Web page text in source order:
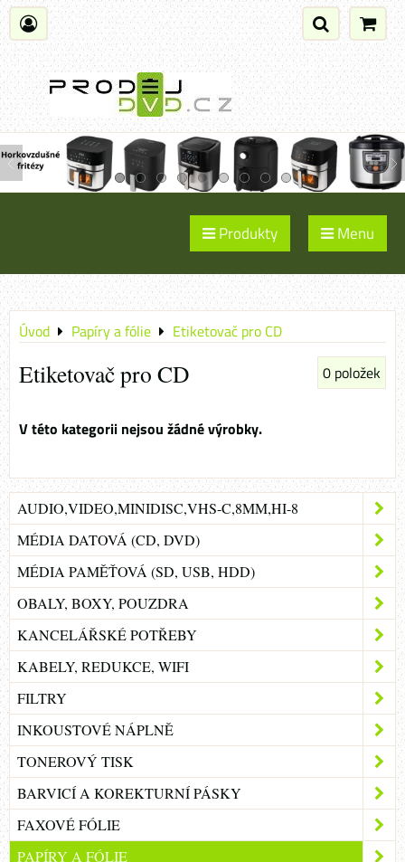
Produkty Menu
Úvod Papíry a fólie Etiketovač pro CD
Etiketovač pro CD 0 položek
AUDIO,VIDEO,MINIDISC,VHS-C,8MM,HI-8
MÉDIA DATOVÁ (CD, DVD)
MÉDIA PAMĚŤOVÁ (SD, USB, HDD)
OBALY, BOXY, POUZDRA
KANCELÁŘSKÉ POTŘEBY
KABELY, REDUKCE, WIFI
FILTRY
INKOUSTOVÉ NÁPLNĚ
TONEROVÝ TISK
BARVICÍ A KOREKTURNÍ PÁSKY
FAXOVÉ FÓLIE
PAPÍRY A FÓLIE